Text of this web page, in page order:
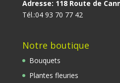
Adresse: 118 Route de
Tél.:04 93 70 77 42
Notre boutique
Bouquets
Plantes fleuries